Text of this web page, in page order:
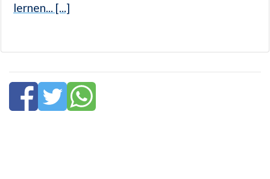
lernen... [...]